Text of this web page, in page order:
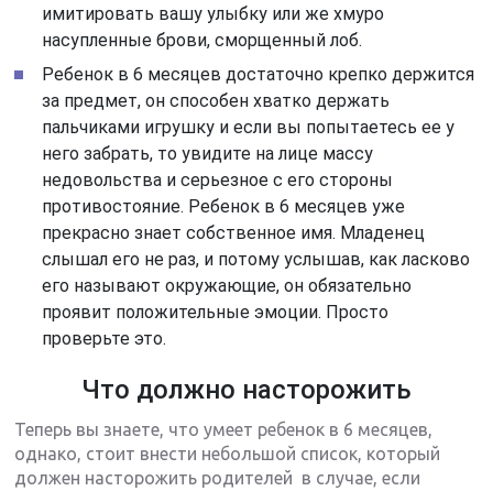
имитировать вашу улыбку или же хмуро
насупленные брови, сморщенный лоб.
Ребенок в 6 месяцев достаточно крепко держится
за предмет, он способен хватко держать
пальчиками игрушку и если вы попытаетесь ее у
него забрать, то увидите на лице массу
недовольства и серьезное с его стороны
противостояние. Ребенок в 6 месяцев уже
прекрасно знает собственное имя. Младенец
слышал его не раз, и потому услышав, как ласково
его называют окружающие, он обязательно
проявит положительные эмоции. Просто
проверьте это.
Что должно насторожить
Теперь вы знаете, что умеет ребенок в 6 месяцев,
однако, стоит внести небольшой список, который
должен насторожить родителей в случае, если